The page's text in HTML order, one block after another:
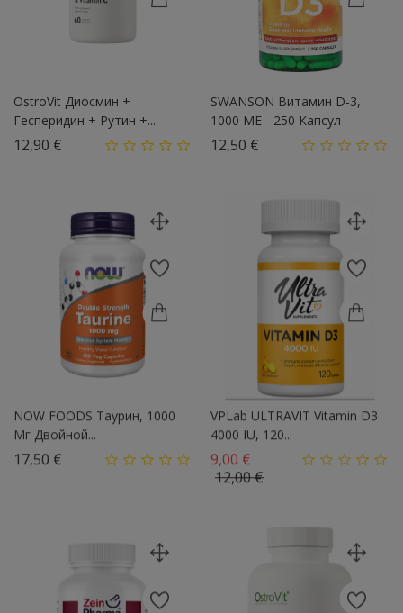
OstroVit Диосмин +
Гесперидин + Рутин +...
12,90 €
SWANSON Витамин D-3,
1000 МЕ - 250 Капсул
12,50 €
NOW FOODS Таурин, 1000
Мг Двойной...
17,50 €
VPLab ULTRAVIT Vitamin D3
4000 IU, 120...
9,00 € Базовая цена
12,00 €Цена